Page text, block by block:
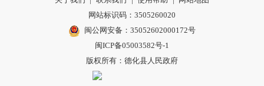
网站标识码：3505260020
闽公网安备：35052602000172号
闽ICP备05003582号-1
版权所有：德化县人民政府